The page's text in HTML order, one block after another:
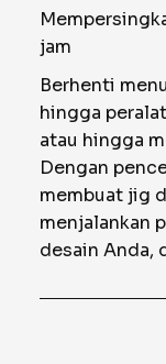
jam
Berhenti
hingga
atau hingga
Dengan
membuat jig
menjalankan
desain Anda,